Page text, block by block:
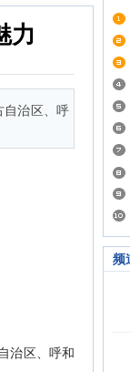
力
自治区、呼
治区、呼和
频